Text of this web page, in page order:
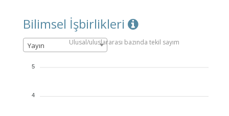
Bilimsel İşbirlikleri
Yayın Ulusal/uluslararası bazında tekil sayım
5
4